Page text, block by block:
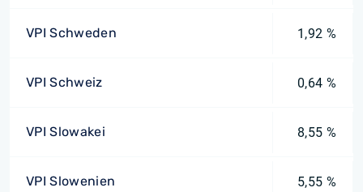
VPI Schweden 1,92 %
VPI Schweiz 0,64 %
VPI Slowakei 8,55 %
VPI Slowenien 5,55 %